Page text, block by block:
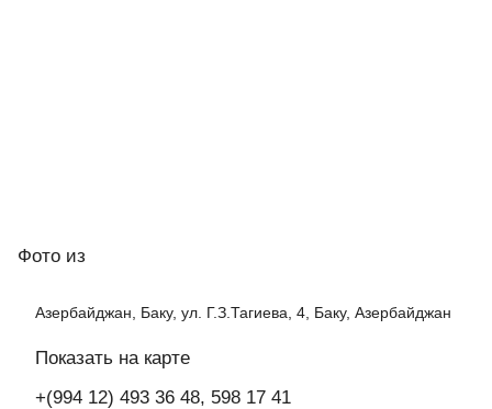
Фото из
Азербайджан, Баку, ул. Г.З.Тагиева, 4, Баку, Азербайджан
Показать на карте
+(994 12) 493 36 48, 598 17 41